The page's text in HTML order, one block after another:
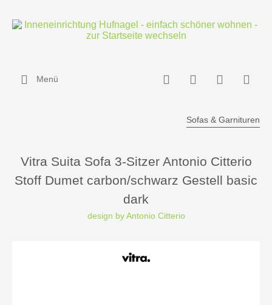
Menü
Sofas & Garnituren
Vitra Suita Sofa 3-Sitzer Antonio Citterio
Stoff Dumet carbon/schwarz Gestell basic
dark
design by Antonio Citterio